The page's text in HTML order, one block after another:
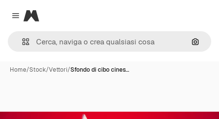
Close menu
Magnific
Cerca
Home/Stock/Vettori/Sfondo di cibo cines…